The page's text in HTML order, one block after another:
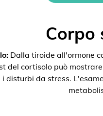
Corpo
Dalla tiroide all'ormone
del cortisolo può
disturbi da stress.